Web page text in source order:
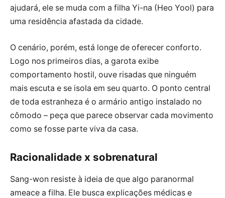
ajudará, ele se muda com a filha Yi-na (Heo Yool) para
uma residência afastada da cidade.
O cenário, porém, está longe de oferecer conforto.
Logo nos primeiros dias, a garota exibe
comportamento hostil, ouve risadas que ninguém
mais escuta e se isola em seu quarto. O ponto central
de toda estranheza é o armário antigo instalado no
cômodo – peça que parece observar cada movimento
como se fosse parte viva da casa.
Racionalidade x sobrenatural
Sang-won resiste à ideia de que algo paranormal
ameace a filha. Ele busca explicações médicas e